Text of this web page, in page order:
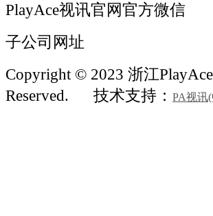
PlayAce视讯官网官方微信
子公司网址
Copyright © 2023 浙江
Reserved.
技术支持： PA视讯